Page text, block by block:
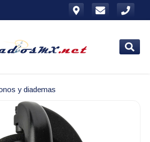
y diademas